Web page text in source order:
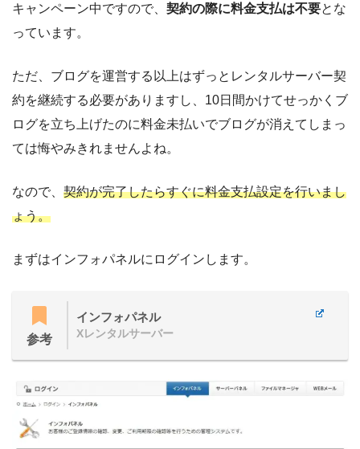
キャンペーン中ですので、 契約の際に料金支払は不要とな
っています。
ただ、ブログを運営する以上はずっとレンタルサーバー契
約を継続する必要がありますし、10日間かけてせっかくブ
ログを立ち上げたのに料金未払いでブログが消えてしまっ
ては悔やみきれませんよね。
なので、 契約が完了したらすぐに料金支払設定を行いまし
ょう。
まずはインフォパネルにログインします。
参考
インフォパネル
Xレンタルサーバー